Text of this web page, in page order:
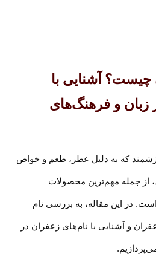
آشنایی با
زبان و فرهنگ‌های
که به دلیل عطر، طعم و خواص
از جمله مهم‌ترین محصولات
در این مقاله، به بررسی نام
و آشنایی با نام‌های زعفران در